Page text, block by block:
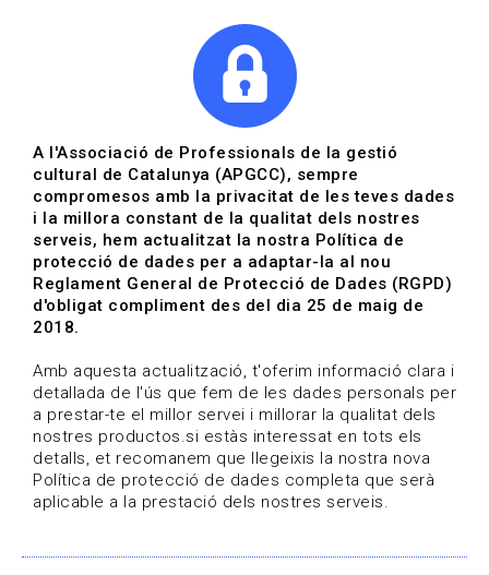
Actualitza't
Vols estar al dia?
HOME / BLOG
Estigues al dia
Convocatòries, activitats i notícies del sector de la
cultura.
A l'Associació de Professionals de la gestió
cultural de Catalunya (APGCC), sempre
compromesos amb la privacitat de les teves dades
i la millora constant de la qualitat dels nostres
serveis, hem actualitzat la nostra Política de
protecció de dades per a adaptar-la al nou
Reglament General de Protecció de Dades (RGPD)
d'obligat compliment des del dia 25 de maig de
2018.
Amb aquesta actualització, t'oferim informació clara i
detallada de l'ús que fem de les dades personals per
a prestar-te el millor servei i millorar la qualitat dels
nostres productos.si estàs interessat en tots els
detalls, et recomanem que llegeixis la nostra nova
Política de protecció de dades completa que serà
aplicable a la prestació dels nostres serveis.